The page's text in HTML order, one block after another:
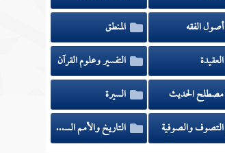
أصول الفقه
المنطق
العقيدة
التفسير وعلوم القرآن
مصطلح الحديث
السيرة
التصوف والصوفية
التاريخ والأمم السابقة